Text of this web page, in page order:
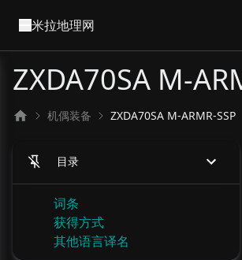
米拉地理网
ZXDA70SA M-
机偶装备 ZXDA70SA M-ARMR-SSP
目录
词条
获得方式
其他语言译名